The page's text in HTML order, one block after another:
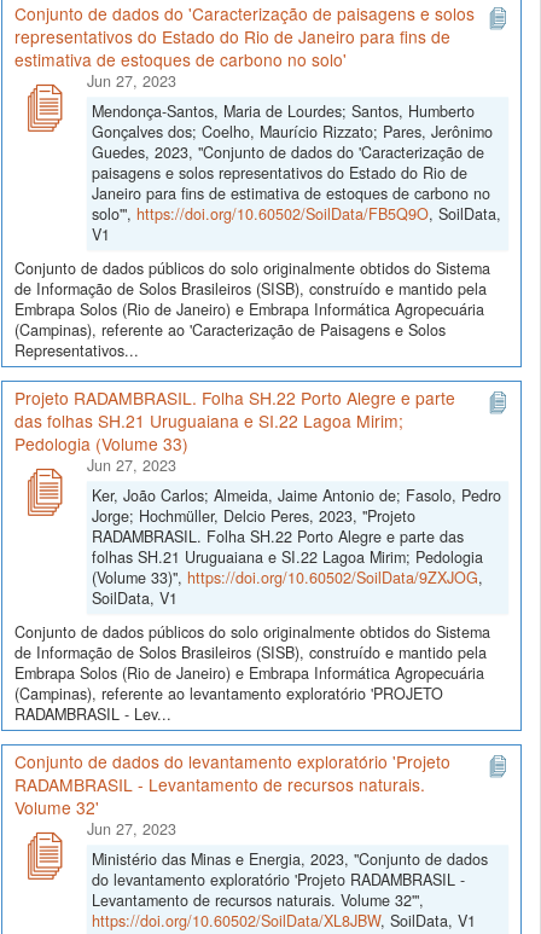
Conjunto de dados do 'Caracterização de paisagens e solos
representativos do Estado do Rio de Janeiro para fins de
estimativa de estoques de carbono no solo'
Jun 27, 2023
Mendonça-Santos, Maria de Lourdes; Santos, Humberto
Gonçalves dos; Coelho, Maurício Rizzato; Pares, Jerônimo
Guedes, 2023, "Conjunto de dados do 'Caracterização de
paisagens e solos representativos do Estado do Rio de
Janeiro para fins de estimativa de estoques de carbono no
solo'", https://doi.org/10.60502/SoilData/FB5Q9O, SoilData,
V1
Conjunto de dados públicos do solo originalmente obtidos do Sistema
de Informação de Solos Brasileiros (SISB), construído e mantido pela
Embrapa Solos (Rio de Janeiro) e Embrapa Informática Agropecuária
(Campinas), referente ao 'Caracterização de Paisagens e Solos
Representativos...
Projeto RADAMBRASIL. Folha SH.22 Porto Alegre e parte
das folhas SH.21 Uruguaiana e SI.22 Lagoa Mirim;
Pedologia (Volume 33)
Jun 27, 2023
Ker, João Carlos; Almeida, Jaime Antonio de; Fasolo, Pedro
Jorge; Hochmüller, Delcio Peres, 2023, "Projeto
RADAMBRASIL. Folha SH.22 Porto Alegre e parte das
folhas SH.21 Uruguaiana e SI.22 Lagoa Mirim; Pedologia
(Volume 33)", https://doi.org/10.60502/SoilData/9ZXJOG,
SoilData, V1
Conjunto de dados públicos do solo originalmente obtidos do Sistema
de Informação de Solos Brasileiros (SISB), construído e mantido pela
Embrapa Solos (Rio de Janeiro) e Embrapa Informática Agropecuária
(Campinas), referente ao levantamento exploratório 'PROJETO
RADAMBRASIL - Lev...
Conjunto de dados do levantamento exploratório 'Projeto
RADAMBRASIL - Levantamento de recursos naturais.
Volume 32'
Jun 27, 2023
Ministério das Minas e Energia, 2023, "Conjunto de dados
do levantamento exploratório 'Projeto RADAMBRASIL -
Levantamento de recursos naturais. Volume 32'",
https://doi.org/10.60502/SoilData/XL8JBW, SoilData, V1